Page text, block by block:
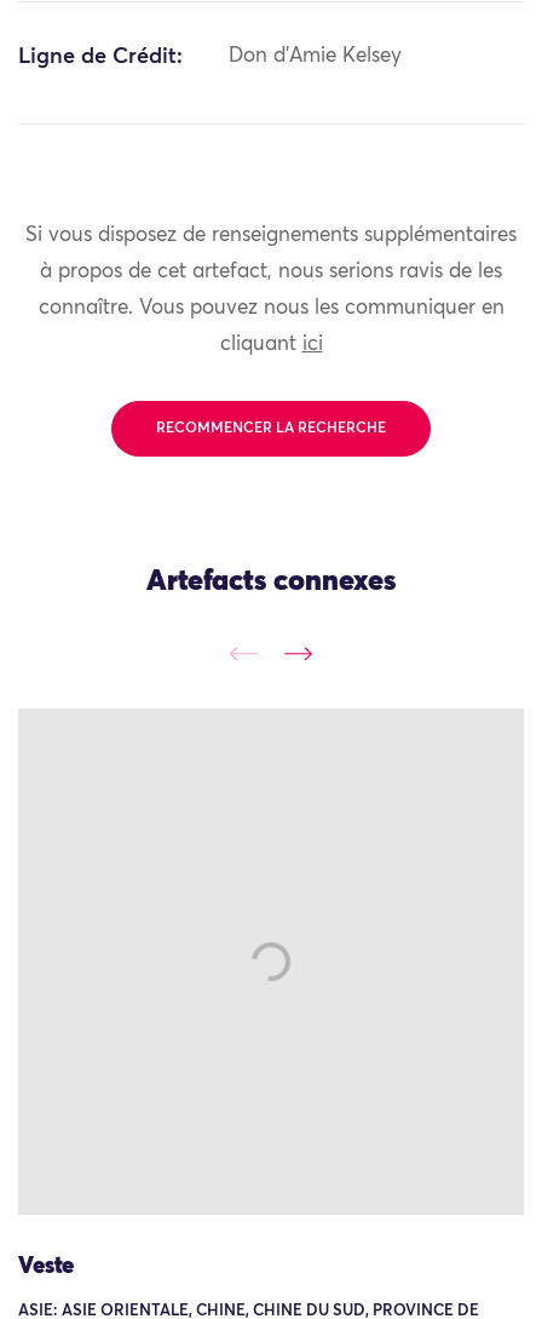
Ligne de Crédit: Don d'Amie Kelsey
Si vous disposez de renseignements supplémentaires
à propos de cet artefact, nous serions ravis de les
connaître. Vous pouvez nous les communiquer en
cliquant ici
RECOMMENCER LA RECHERCHE
Artefacts connexes
Veste
ASIE: ASIE ORIENTALE, CHINE, CHINE DU SUD, PROVINCE DE